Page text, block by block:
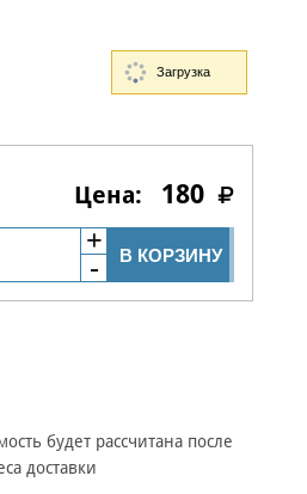
180
В КОРЗИНУ
будет рассчитана после
доставки
Загрузка